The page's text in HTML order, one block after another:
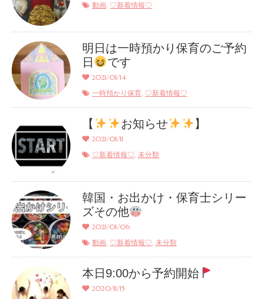
動画, ♡新着情報♡
明日は一時預かり保育のご予約
日
です
2021/01/14
一時預かり保育, ♡新着情報♡
【 お知らせ 】
2021/01/11
♡新着情報♡, 未分類
韓国・お出かけ・保育士シリー
ズその他
2021/01/06
動画, ♡新着情報♡, 未分類
本日9:00から予約開始
2020/11/15